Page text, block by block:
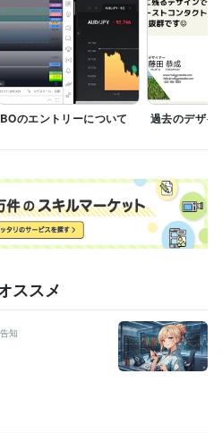
イナリーオプション）
BOのエントリーについて 過去のデザイ
ススメ
告知